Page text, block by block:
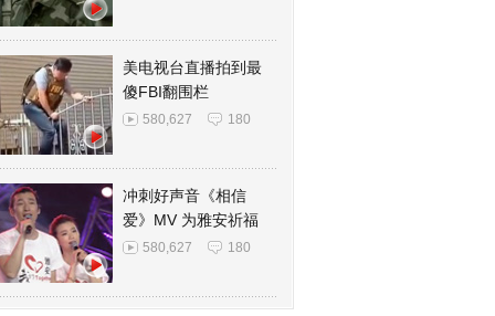
美电视台直播拍到最
傻FBI翻围栏
580,627 180
冲刺好声音《相信
爱》MV 为雅安祈福
580,627 180